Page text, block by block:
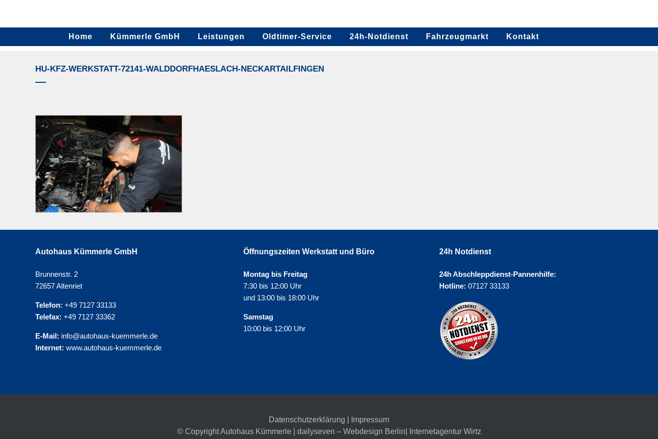
Home Kümmerle GmbH Leistungen Oldtimer-Service 24h-Notdienst Fahrzeugmarkt Kontakt
HU-KFZ-WERKSTATT-72141-WALDDORFHAESLACH-NECKARTAILFINGEN
Autohaus Kümmerle GmbH
Brunnenstr. 2
72657 Altenriet
Telefon: +49 7127 33133
Telefax: +49 7127 33362
E-Mail: info@autohaus-kuemmerle.de
Internet: www.autohaus-kuemmerle.de
Öffnungszeiten Werkstatt und Büro
Montag bis Freitag
7:30 bis 12:00 Uhr
und 13:00 bis 18:00 Uhr
Samstag
10:00 bis 12:00 Uhr
24h Notdienst
24h Abschleppdienst-Pannenhilfe:
Hotline: 07127 33133
Datenschutzerklärung
Impressum
© Copyright Autohaus Kümmerle | dailyseven – Webdesign Berlin | Internetagentur Wirtz